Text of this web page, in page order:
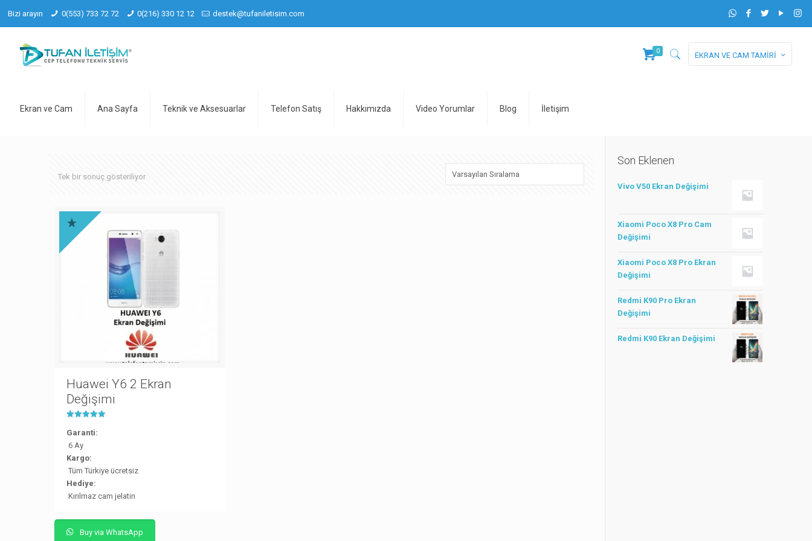
Bizi arayın 0(553) 733 72 72 0(216) 330 12 12 destek@tufaniletisim.com
Ekran ve Cam Ana Sayfa Teknik ve Aksesuarlar Telefon Satış Hakkımızda Video Yorumlar Blog İletişim
0 EKRAN VE CAM TAMİRİ
Tek bir sonuç gösteriliyor
Huawei Y6 2 Ekran
Değişimi
5.00
Garanti:
6 Ay
Kargo:
Tüm Türkiye ücretsiz
Hediye:
Kırılmaz cam jelatin
Buy via WhatsApp
Son Eklenen
Vivo V50 Ekran Değişimi
Xiaomi Poco X8 Pro Cam
Değişimi
Xiaomi Poco X8 Pro Ekran
Değişimi
Redmi K90 Pro Ekran
Değişimi
Redmi K90 Ekran Değişimi